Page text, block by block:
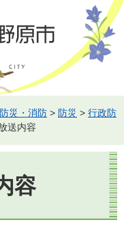
防災・消防 > 防災 > 行政防
送内容
容